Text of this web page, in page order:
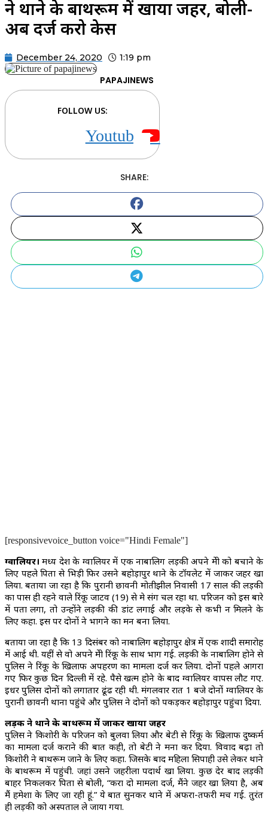
ने थाने के बाथरूम में खाया जहर, बोली-
अब दर्ज करो केस
December 24, 2020 1:19 pm
PAPAJINEWS
FOLLOW US:
Youtube
SHARE:
[responsivevoice_button voice="Hindi Female"]
ग्वालियर। मध्य प्रदेश के ग्वालियर में एक नाबालिग लड़की अपने प्रेमी को बचाने के
लिए पहले पिता से भिड़ी फिर उसने बहोड़ापुर थाने के टॉयलेट में जाकर जहर खा
लिया. बताया जा रहा है कि पुरानी छावनी मोतीझील निवासी 17 साल की लड़की
का पास ही रहने वाले रिंकू जाटव (19) से प्रेम प्रसंग चल रहा था. परिजन को इस बारे
में पता लगा, तो उन्होंने लड़की की डांट लगाई और लड़के से कभी न मिलने के
लिए कहा. इस पर दोनों ने भागने का मन बना लिया.
बताया जा रहा है कि 13 दिसंबर को नाबालिग बहोड़ापुर क्षेत्र में एक शादी समारोह
में आई थी. यहीं से वो अपने प्रेमी रिंकू के साथ भाग गई. लड़की के नाबालिग होने से
पुलिस ने रिंकू के खिलाफ अपहरण का मामला दर्ज कर लिया. दोनों पहले आगरा
गए फिर कुछ दिन दिल्ली में रहे. पैसे खत्म होने के बाद ग्वालियर वापस लौट गए.
इधर पुलिस दोनों को लगातार ढूंढ रही थी. मंगलवार रात 1 बजे दोनों ग्वालियर के
पुरानी छावनी थाना पहुंचे और पुलिस ने दोनों को पकड़कर बहोड़ापुर पहुंचा दिया.
लड़की ने थाने के बाथरूम में जाकर खाया जहर
पुलिस ने किशोरी के परिजन को बुलवा लिया और बेटी से रिंकू के खिलाफ दुष्कर्म
का मामला दर्ज कराने की बात कही, तो बेटी ने मना कर दिया. विवाद बढ़ा तो
किशोरी ने बाथरूम जाने के लिए कहा. जिसके बाद महिला सिपाही उसे लेकर थाने
के बाथरूम में पहुंची. जहां उसने जहरीला पदार्थ खा लिया. कुछ देर बाद लड़की
बाहर निकलकर पिता से बोली, “करा दो मामला दर्ज, मैंने जहर खा लिया है, अब
मैं हमेशा के लिए जा रही हूं.” ये बात सुनकर थाने में अफरा-तफरी मच गई. तुरंत
ही लड़की को अस्पताल ले जाया गया.